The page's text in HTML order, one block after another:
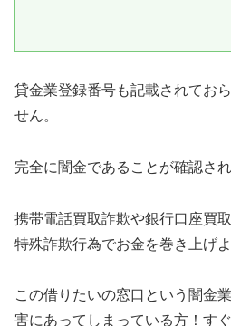
貸金業登録番号も記載されてお
せん。
完全に闇金であることが確認され
携帯電話買取詐欺や銀行口座買
特殊詐欺行為でお金を巻き上げ
この借りたいの窓口という闇金
害にあってしまっている方！す